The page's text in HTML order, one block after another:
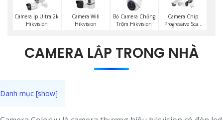
Camera Ip Ultra 2k
Hikvision
Camera Wifi
Hikvision
Bộ Camera Chống
Trộm Hikvision
Camera Chip
Progressive Scan
CAMERA LẮP TRONG NHÀ